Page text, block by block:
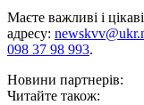
Маєте важливі і
адресу:
098 37 98 993.
Новини партнерів:
Читайте також: